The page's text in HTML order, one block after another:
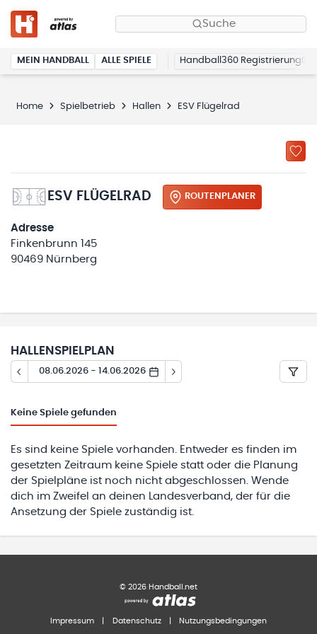
Suche
MEIN HANDBALL ALLE SPIELE Handball360 Registrierung
Home Spielbetrieb Hallen ESV Flügelrad
ESV FLÜGELRAD ROUTENPLANER
Adresse
Finkenbrunn 145
90469 Nürnberg
HALLENSPIELPLAN
08.06.2026 - 14.06.2026
Keine Spiele gefunden
Es sind keine Spiele vorhanden. Entweder es finden im
gesetzten Zeitraum keine Spiele statt oder die Planung
der Spielpläne ist noch nicht abgeschlossen. Wende
dich im Zweifel an deinen Landesverband, der für die
Ansetzung der Spiele zuständig ist.
© 2026 Handball.net
Impressum Datenschutz Nutzungsbedingungen